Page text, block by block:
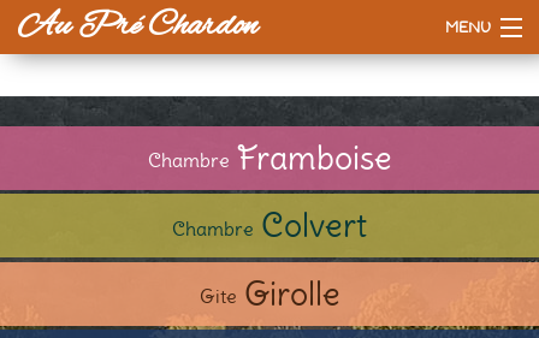
Au Pré Chardon MENU
Accueil
Chambre Framboise
Chambre Colvert
Gite Girolle